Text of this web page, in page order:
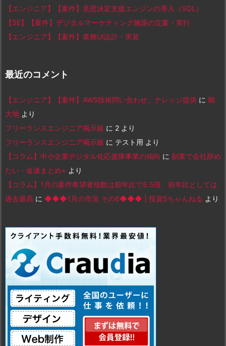
【エンジニア】【案件】意思決定支援エンジンの導入（SQL）
【SE】【案件】デジタルマーケティング施策の立案・実行
【エンジニア】【案件】業務UI設計・実装
最近のコメント
【エンジニア】【案件】AWS技術問い合わせ、ナレッジ提供 に 鶴
大地 より
フリーランスエンジニア掲示板 に 2 より
フリーランスエンジニア掲示板 に テスト用 より
【コラム】中小企業デジタル化応援隊事業の傾向 に 副業で会社辞め
たい - 金速まとめ+ より
【コラム】1月の案件希望者指数は前年比で5.5倍、前年比としては
過去最高 に ◆◆◆1月の市況 その6◆◆◆ | 投資5ちゃんねる より